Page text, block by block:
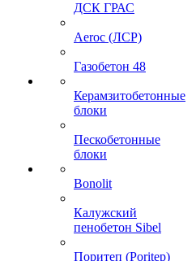
ДСК ГРАС
Aeroc (ЛСР)
Газобетон 48
Керамзитобетонные
блоки
Пескобетонные
блоки
Bonolit
Калужский
пенобетон Sibel
Поритеп (Poritep)